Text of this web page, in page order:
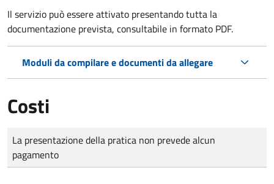
Il servizio può essere attivato presentando tutta la
documentazione prevista, consultabile in formato PDF.
Moduli da compilare e documenti da allegare
Costi
Tipo di pagamento
Importo
La presentazione della pratica non prevede alcun
pagamento